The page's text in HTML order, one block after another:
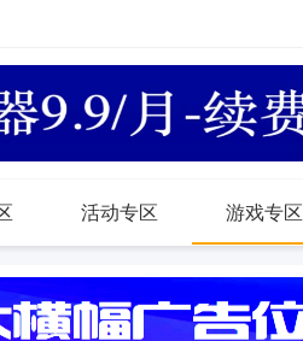
活动专区 游戏专区